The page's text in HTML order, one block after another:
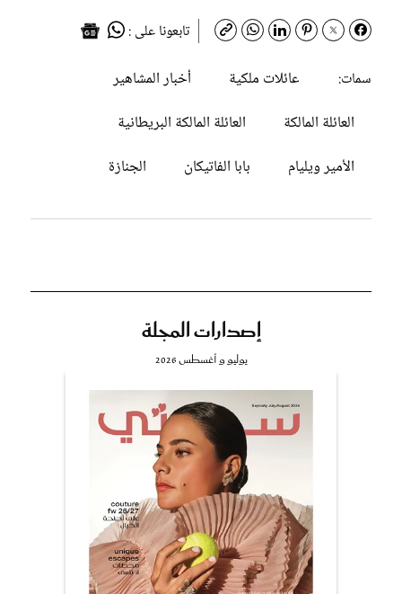
تابعونا على :
سمات:
عائلات ملكية
أخبار المشاهير
العائلة المالكة
العائلة المالكة البريطانية
الأمير ويليام
بابا الفاتيكان الجنازة
إصدارات المجلة
يوليو و أغسطس 2026